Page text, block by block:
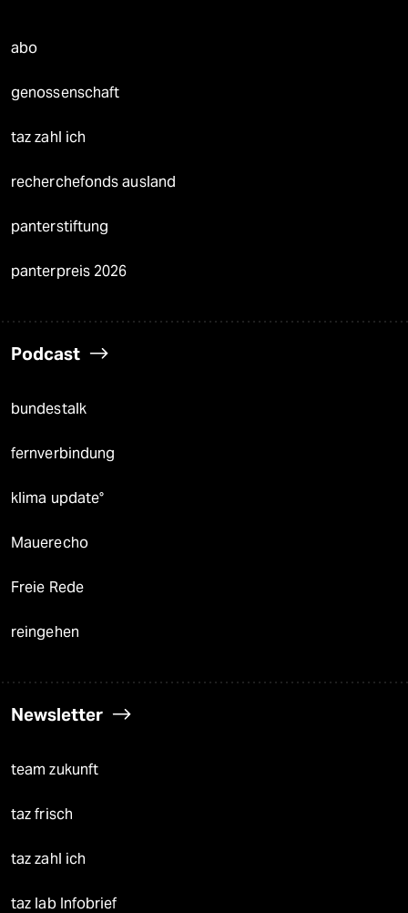
abo
genossenschaft
taz zahl ich
recherchefonds ausland
panterstiftung
panterpreis 2026
Podcast
bundestalk
fernverbindung
klima update°
Mauerecho
Freie Rede
reingehen
Newsletter
team zukunft
taz frisch
taz zahl ich
taz lab Infobrief